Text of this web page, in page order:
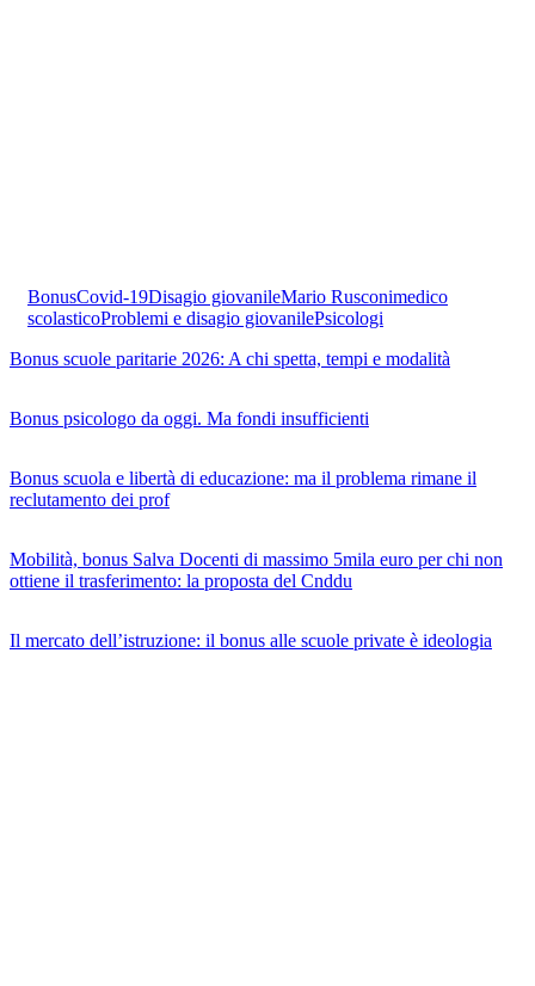
BonusCovid-19Disagio giovanileMario Rusconimedico
scolasticoProblemi e disagio giovanilePsicologi
Bonus scuole paritarie 2026: A chi spetta, tempi e modalità
Bonus psicologo da oggi. Ma fondi insufficienti
Bonus scuola e libertà di educazione: ma il problema rimane il
reclutamento dei prof
Mobilità, bonus Salva Docenti di massimo 5mila euro per chi non
ottiene il trasferimento: la proposta del Cnddu
Il mercato dell’istruzione: il bonus alle scuole private è ideologia